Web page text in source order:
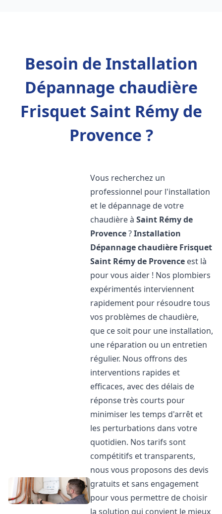
Besoin de Installation
Dépannage chaudière
Frisquet Saint Rémy de
Provence ?
Vous recherchez un
professionnel pour l'installation
et le dépannage de votre
chaudière àSaint Rémy de
Provence?Installation
Dépannage chaudière Frisquet
Saint Rémy de Provence est là
pour vous aider ! Nos plombiers
expérimentés interviennent
rapidement pour résoudre tous
vos problèmes de chaudière,
que ce soit pour une installation,
une réparation ou un entretien
régulier. Nous offrons des
interventions rapides et
efficaces, avec des délais de
réponse très courts pour
minimiser les temps d'arrêt et
les perturbations dans votre
quotidien. Nos tarifs sont
compétitifs et transparents,
nous vous proposons des devis
gratuits et sans engagement
pour vous permettre de choisir
la solution qui convient le mieux